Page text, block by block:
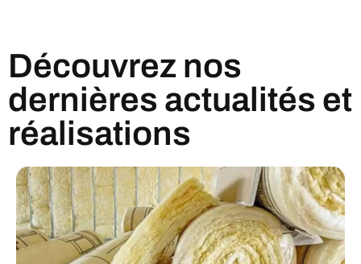
Découvrez nos
dernières actualités et
réalisations